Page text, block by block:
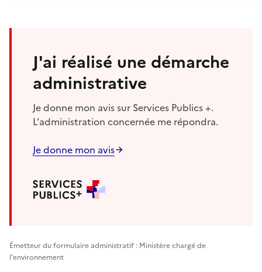
J'ai réalisé une démarche
administrative
Je donne mon avis sur Services Publics +.
L'administration concernée me répondra.
Je donne mon avis
Émetteur du formulaire administratif : Ministère chargé de
l'environnement